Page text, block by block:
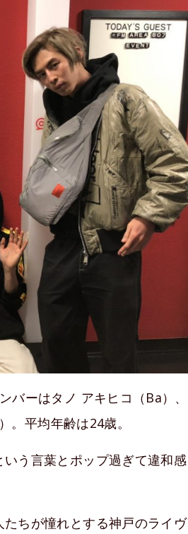
ーはタノ アキヒコ（Ba）、
平均年齢は24歳。
う言葉とポップ過ぎて違和感
ちが憧れとする神戸のライヴ